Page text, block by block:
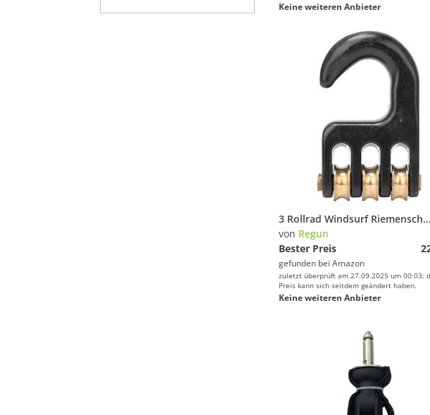
Keine weiteren Anbieter
3 Rollrad Windsurf Riemenscheibe Haken, Universal Windsurf Rigging Riemenscheibe Haken, Windsurfen Hardware Zubehör, für Segel Outdoor Einsatz Windsurfen
von Regun
Bester Preis
gefunden bei Amazon
zuletzt überprüft am 27.09.2025 um 00:03;
Preis kann sich seitdem geändert haben.
Keine weiteren Anbieter